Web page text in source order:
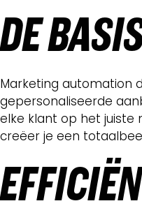
DE
Marketing automation
gepersonaliseerde
elke klant op het juiste
creëer je een